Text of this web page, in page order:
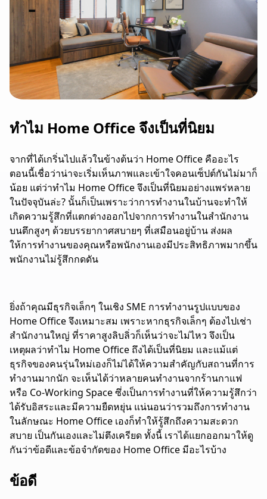
ทำไม Home Office จึงเป็นที่นิยม
จากที่ได้เกริ่นไปแล้วในข้างต้นว่า Home Office คืออะไร
ตอนนี้เชื่อว่าน่าจะเริ่มเห็นภาพและเข้าใจคอนเซ็ปต์กันไม่มาก็
น้อย แต่ว่าทำไม Home Office จึงเป็นที่นิยมอย่างแพร่หลาย
ในปัจจุบันล่ะ? นั้นก็เป็นเพราะว่าการทำงานในบ้านจะทำให้
เกิดความรู้สึกที่แตกต่างออกไปจากการทำงานในสำนักงาน
บนตึกสูงๆ ด้วยบรรยากาศสบายๆ ที่เสมือนอยู่บ้าน ส่งผล
ให้การทำงานของคุณหรือพนักงานเองมีประสิทธิภาพมากขึ้น
พนักงานไม่รู้สึกกดดัน
ยิ่งถ้าคุณมีธุรกิจเล็กๆ ในเชิง SME การทำงานรูปแบบของ
Home Office จึงเหมาะสม เพราะหากธุรกิจเล็กๆ ต้องไปเช่า
สำนักงานใหญ่ ที่ราคาสูงลิบลิ่วก็เห็นว่าจะไม่ไหว จึงเป็น
เหตุผลว่าทำไม Home Office ถึงได้เป็นที่นิยม และแม้แต่
ธุรกิจของคนรุ่นใหม่เองก็ไม่ได้ให้ความสำคัญกับสถานที่การ
ทำงานมากนัก จะเห็นได้ว่าหลายคนทำงานจากร้านกาแฟ
หรือ Co-Working Space ซึ่งเป็นการทำงานที่ให้ความรู้สึกว่า
ได้รับอิสระและมีความยืดหยุ่น แน่นอนว่ารวมถึงการทำงาน
ในลักษณะ Home Office เองก็ทำให้รู้สึกถึงความสะดวก
สบาย เป็นกันเองและไม่ตึงเครียด ทั้งนี้ เราได้แยกออกมาให้ดู
กันว่าข้อดีและข้อจำกัดของ Home Office มีอะไรบ้าง
ข้อดี